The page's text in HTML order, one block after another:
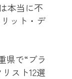
本当に不
ット・デ
県で“ブラ
スト12選